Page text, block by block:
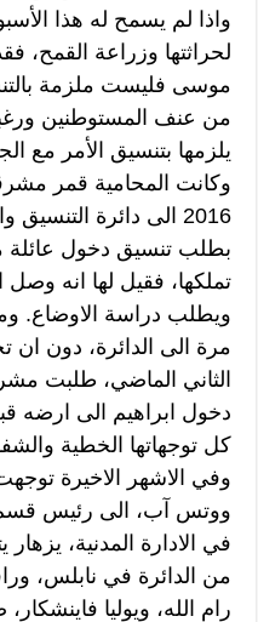
واذا لم يسمح له هذا
لحراثتها وزراعة القمح،
موسى فليست ملزمة
من عنف المستوطنين
يلزمها بتنسيق الأمر مع
وكانت المحامية قمر
2016 الى دائرة
بطلب تنسيق دخول عائلة
تملكها، فقيل لها انه وصل
مرة الى الدائرة، دون ان
الثاني الماضي، طلبت
دخول ابراهيم الى ارضه
كل توجهاتها الخطية
وفي الاشهر الاخيرة
ووتس آب، الى رئيس قسم
في الادارة المدنية،
من الدائرة في نابلس،
رام الله، ويوليا